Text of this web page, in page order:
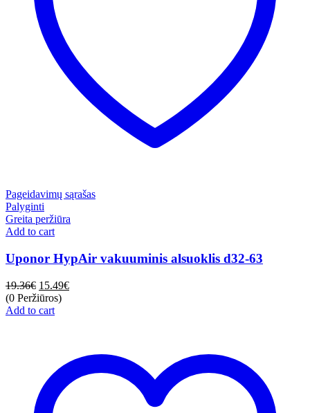
Pageidavimų sąrašas
Palyginti
Greita peržiūra
Add to cart
Uponor HypAir vakuuminis alsuoklis d32-63
19.36€ 15.49€
(0 Peržiūros)
Add to cart